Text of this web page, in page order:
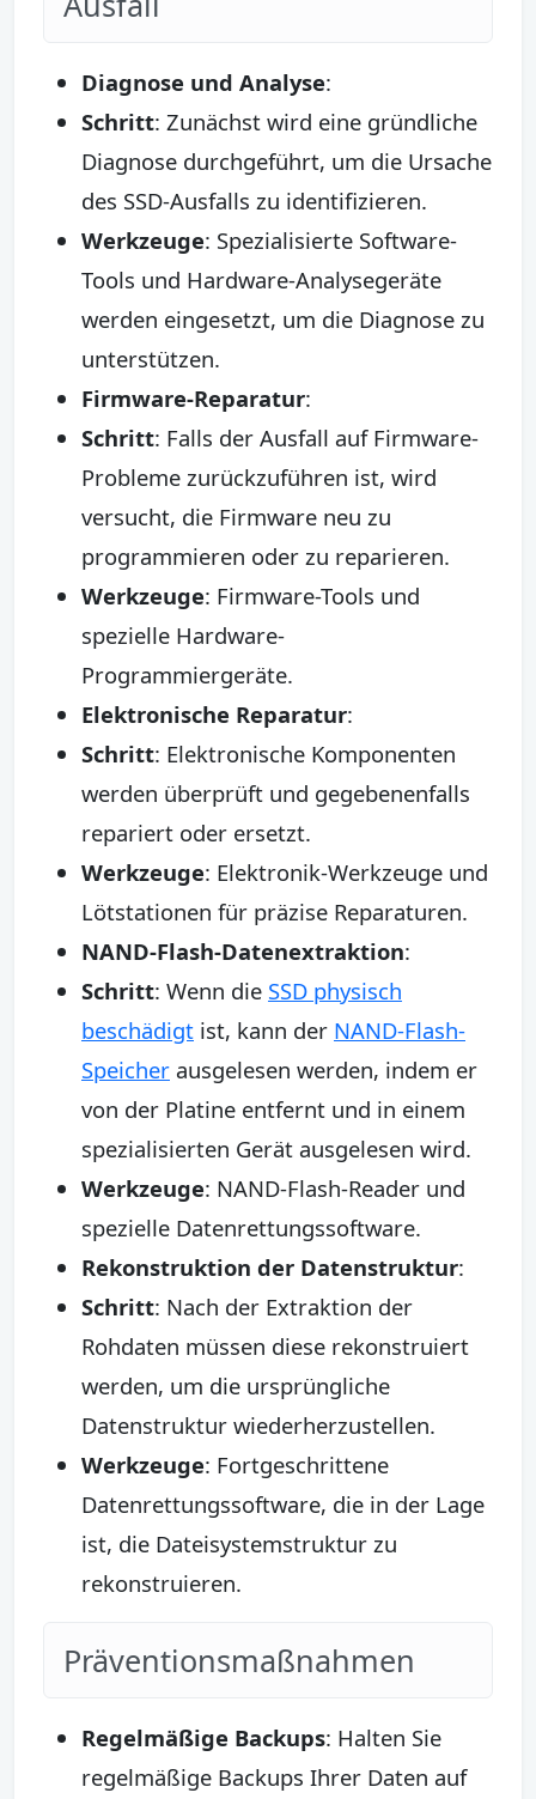
Diagnose und Analyse:
Schritt: Zunächst wird eine gründliche
Diagnose durchgeführt, um die Ursache
des SSD-Ausfalls zu identifizieren.
Werkzeuge: Spezialisierte Software-
Tools und Hardware-Analysegeräte
werden eingesetzt, um die Diagnose zu
unterstützen.
Firmware-Reparatur:
Schritt: Falls der Ausfall auf Firmware-
Probleme zurückzuführen ist, wird
versucht, die Firmware neu zu
programmieren oder zu reparieren.
Werkzeuge: Firmware-Tools und
spezielle Hardware-
Programmiergeräte.
Elektronische Reparatur:
Schritt: Elektronische Komponenten
werden überprüft und gegebenenfalls
repariert oder ersetzt.
Werkzeuge: Elektronik-Werkzeuge und
Lötstationen für präzise Reparaturen.
NAND-Flash-Datenextraktion:
Schritt: Wenn die SSD physisch
beschädigt ist, kann der NAND-Flash-
Speicher ausgelesen werden, indem er
von der Platine entfernt und in einem
spezialisierten Gerät ausgelesen wird.
Werkzeuge: NAND-Flash-Reader und
spezielle Datenrettungssoftware.
Rekonstruktion der Datenstruktur:
Schritt: Nach der Extraktion der
Rohdaten müssen diese rekonstruiert
werden, um die ursprüngliche
Datenstruktur wiederherzustellen.
Werkzeuge: Fortgeschrittene
Datenrettungssoftware, die in der Lage
ist, die Dateisystemstruktur zu
rekonstruieren.
Präventionsmaßnahmen
Regelmäßige Backups: Halten Sie
regelmäßige Backups Ihrer Daten auf